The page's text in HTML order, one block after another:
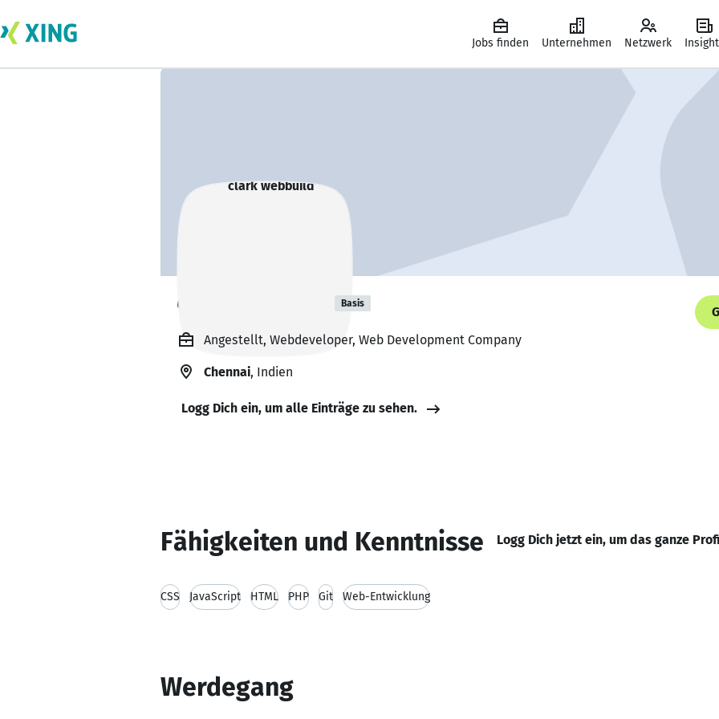
Jobs finden Unternehmen Netzwerk
clark webbuild Basis
Angestellt, Webdeveloper, Web Development Company
Chennai, Indien
Logg Dich ein, um alle Einträge zu sehen.
Fähigkeiten und Kenntnisse Logg Dich jetzt ein, um das ganze
CSS JavaScript HTML PHP Git Web-Entwicklung
Werdegang